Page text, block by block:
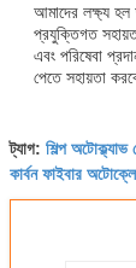
আমাদের লক্ষ্য হল
প্রযুক্তিগত
এবং পরিষেবা
পেতে সহায়তা
ট্যাগ: শিল্প অটোক্ল্যাভ
কার্বন ফাইবার